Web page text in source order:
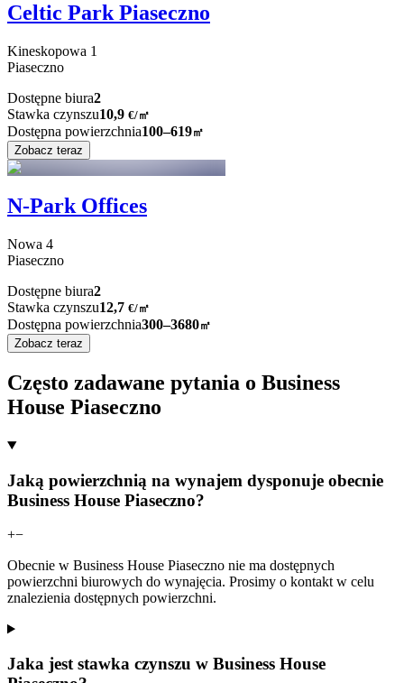
Celtic Park Piaseczno
Kineskopowa 1
Piaseczno
Dostępne biura2
Stawka czynszu10,9 €/㎡
Dostępna powierzchnia100–619㎡
Zobacz teraz
N-Park Offices
Nowa 4
Piaseczno
Dostępne biura2
Stawka czynszu12,7 €/㎡
Dostępna powierzchnia300–3680㎡
Zobacz teraz
Często zadawane pytania o Business
House Piaseczno
Jaką powierzchnią na wynajem dysponuje obecnie
Business House Piaseczno?
+−
Obecnie w Business House Piaseczno nie ma dostępnych
powierzchni biurowych do wynajęcia. Prosimy o kontakt w celu
znalezienia dostępnych powierzchni.
Jaka jest stawka czynszu w Business House